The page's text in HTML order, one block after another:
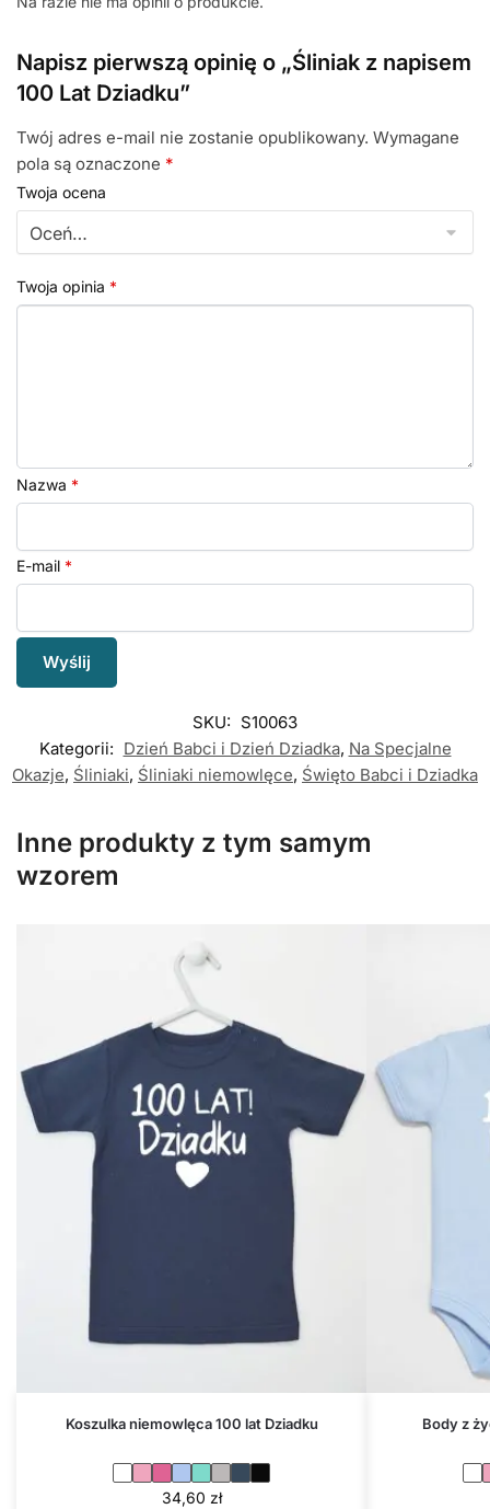
Napisz pierwszą opinię o „Śliniak z napisem
100 Lat Dziadku”
Twój adres e-mail nie zostanie opublikowany. Wymagane
pola są oznaczone *
Twoja ocena
Twoja opinia *
Nazwa *
E-mail *
SKU: S10063
Kategorii: Dzień Babci i Dzień Dziadka, Na Specjalne
Okazje, Śliniaki, Śliniaki niemowlęce, Święto Babci i Dziadka
Inne produkty z tym samym
wzorem
Koszulka niemowlęca 100 lat Dziadku
34,60 zł
Body z